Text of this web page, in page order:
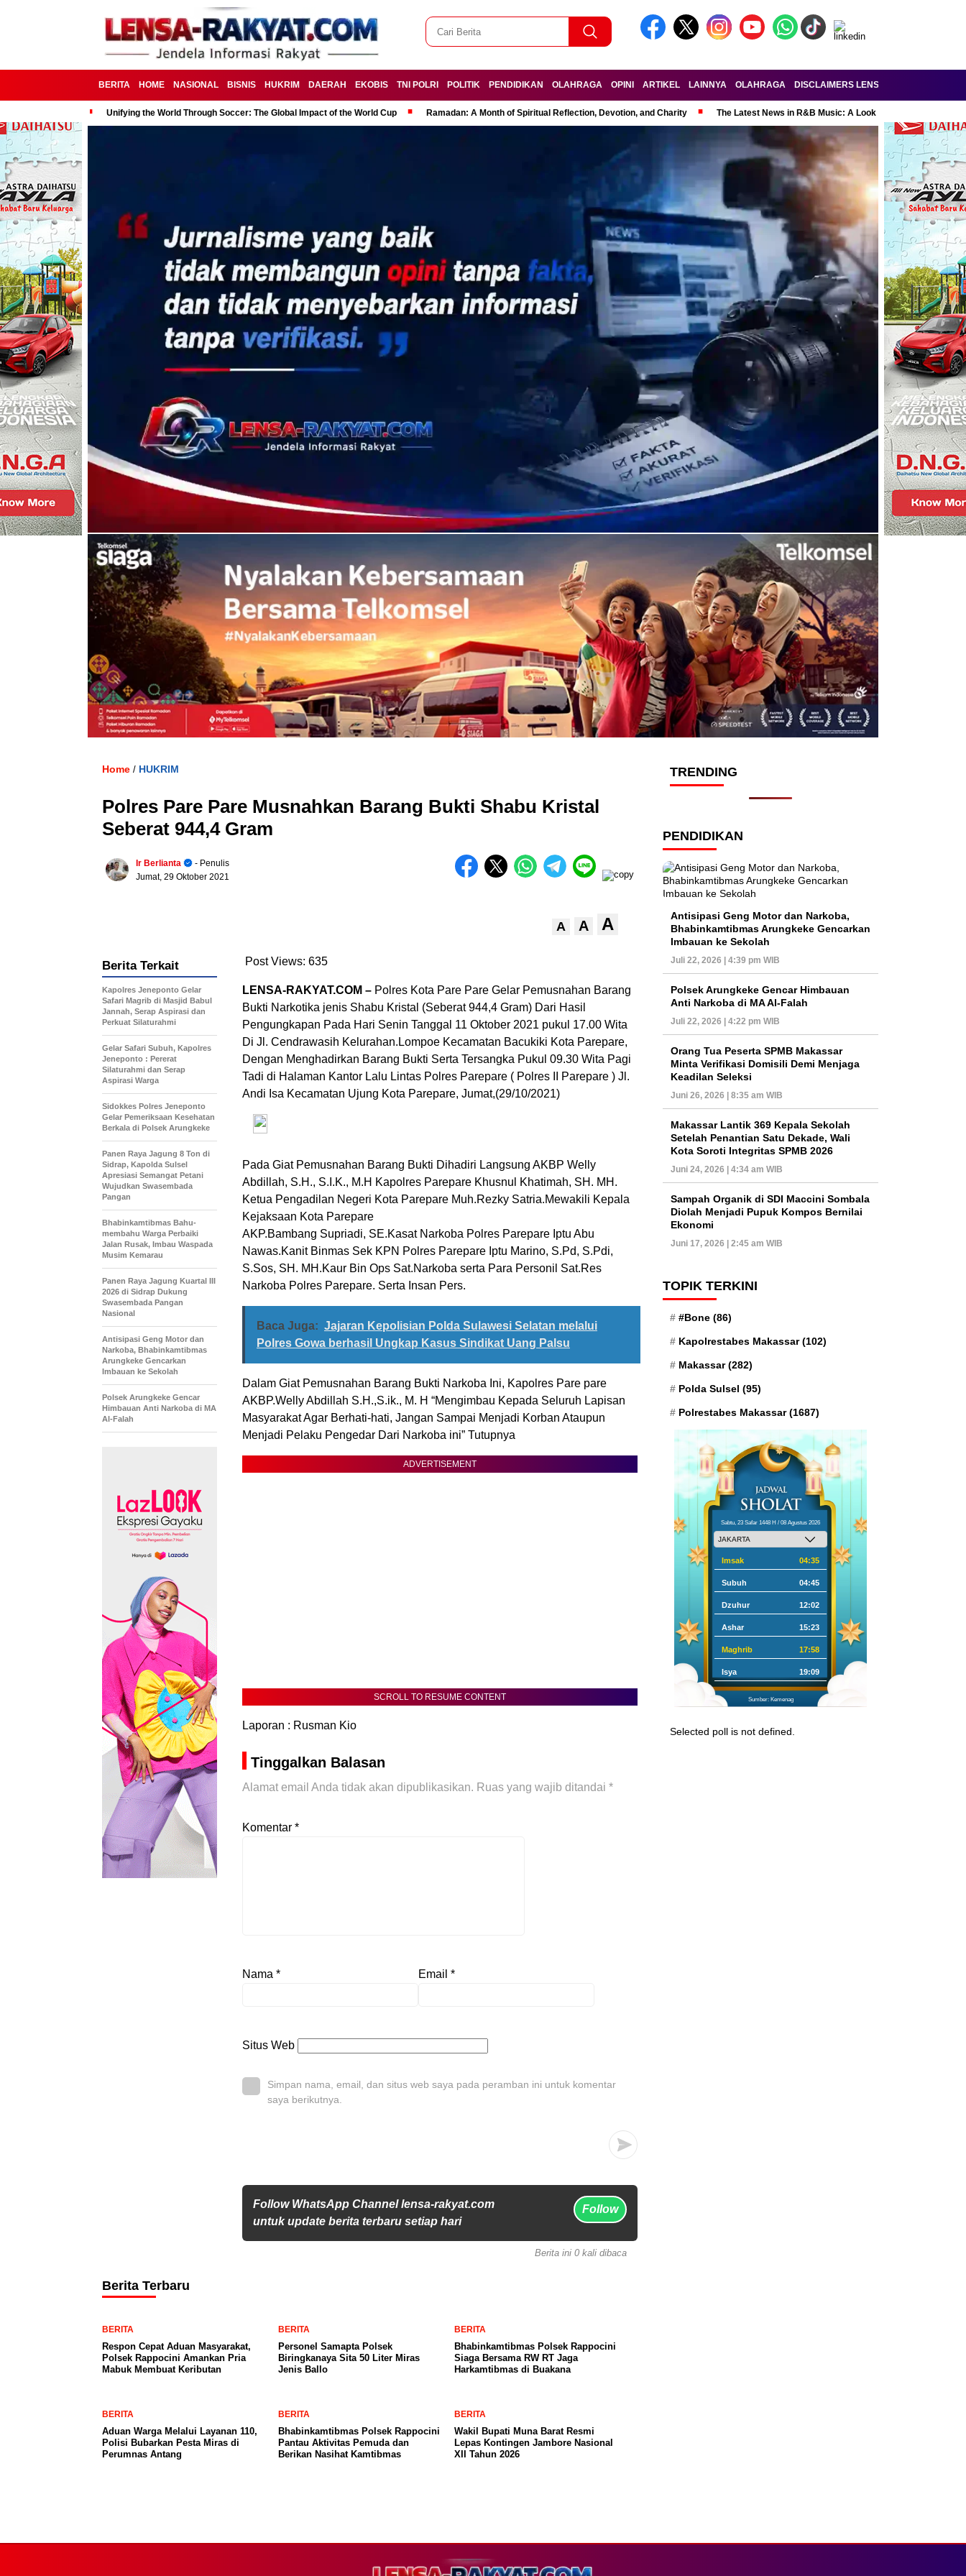
BERITA HOME NASIONAL BISNIS HUKRIM DAERAH EKOBIS TNI POLRI POLITIK PENDIDIKAN OLAHRAGA OPINI ARTIKEL LAINNYA OLAHRAGA DISCLAIMERS LENSA-RAKYAT.COM
Unifying the World Through Soccer: The Global Impact of the World Cup Ramadan: A Month of Spiritual Reflection, Devotion, and Charity The Latest News in R&B Music: A Look at Super Bowl
Home / HUKRIM
Polres Pare Pare Musnahkan Barang Bukti Shabu Kristal
Seberat 944,4 Gram
Ir Berlianta
- Penulis
Jumat, 29 Oktober 2021
A A A
Post Views: 635
LENSA-RAKYAT.COM – Polres Kota Pare Pare Gelar Pemusnahan Barang
Bukti Narkotika jenis Shabu Kristal (Seberat 944,4 Gram) Dari Hasil
Pengungkapan Pada Hari Senin Tanggal 11 Oktober 2021 pukul 17.00 Wita
Di Jl. Cendrawasih Kelurahan.Lompoe Kecamatan Bacukiki Kota Parepare,
Dengan Menghadirkan Barang Bukti Serta Tersangka Pukul 09.30 Wita Pagi
Tadi di Halaman Kantor Lalu Lintas Polres Parepare ( Polres II Parepare ) Jl.
Andi Isa Kecamatan Ujung Kota Parepare, Jumat,(29/10/2021)
Pada Giat Pemusnahan Barang Bukti Dihadiri Langsung AKBP Welly
Abdillah, S.H., S.I.K., M.H Kapolres Parepare Khusnul Khatimah, SH. MH.
Ketua Pengadilan Negeri Kota Parepare Muh.Rezky Satria.Mewakili Kepala
Kejaksaan Kota Parepare
AKP.Bambang Supriadi, SE.Kasat Narkoba Polres Parepare Iptu Abu
Nawas.Kanit Binmas Sek KPN Polres Parepare Iptu Marino, S.Pd, S.Pdi,
S.Sos, SH. MH.Kaur Bin Ops Sat.Narkoba serta Para Personil Sat.Res
Narkoba Polres Parepare. Serta Insan Pers.
Baca Juga: Jajaran Kepolisian Polda Sulawesi Selatan melalui
Polres Gowa berhasil Ungkap Kasus Sindikat Uang Palsu
Dalam Giat Pemusnahan Barang Bukti Narkoba Ini, Kapolres Pare pare
AKBP.Welly Abdillah S.H.,S.ik., M. H “Mengimbau Kepada Seluruh Lapisan
Masyarakat Agar Berhati-hati, Jangan Sampai Menjadi Korban Ataupun
Menjadi Pelaku Pengedar Dari Narkoba ini” Tutupnya
ADVERTISEMENT
SCROLL TO RESUME CONTENT
Laporan : Rusman Kio
Tinggalkan Balasan
Alamat email Anda tidak akan dipublikasikan. Ruas yang wajib ditandai *
Komentar *
Nama * Email *
Situs Web
Simpan nama, email, dan situs web saya pada peramban ini untuk komentar
saya berikutnya.
Follow WhatsApp Channel lensa-rakyat.com
untuk update berita terbaru setiap hari
Follow
Berita Terkait
Kapolres Jeneponto Gelar
Safari Magrib di Masjid Babul
Jannah, Serap Aspirasi dan
Perkuat Silaturahmi
Gelar Safari Subuh, Kapolres
Jeneponto : Pererat
Silaturahmi dan Serap
Aspirasi Warga
Sidokkes Polres Jeneponto
Gelar Pemeriksaan Kesehatan
Berkala di Polsek Arungkeke
Panen Raya Jagung 8 Ton di
Sidrap, Kapolda Sulsel
Apresiasi Semangat Petani
Wujudkan Swasembada
Pangan
Bhabinkamtibmas Bahu-
membahu Warga Perbaiki
Jalan Rusak, Imbau Waspada
Musim Kemarau
Panen Raya Jagung Kuartal III
2026 di Sidrap Dukung
Swasembada Pangan
Nasional
Antisipasi Geng Motor dan
Narkoba, Bhabinkamtibmas
Arungkeke Gencarkan
Imbauan ke Sekolah
Polsek Arungkeke Gencar
Himbauan Anti Narkoba di MA
Al-Falah
Berita ini 0 kali dibaca
Berita Terbaru
BERITA
Respon Cepat Aduan Masyarakat,
Polsek Rappocini Amankan Pria
Mabuk Membuat Keributan
BERITA
Personel Samapta Polsek
Biringkanaya Sita 50 Liter Miras
Jenis Ballo
BERITA
Bhabinkamtibmas Polsek Rappocini
Siaga Bersama RW RT Jaga
Harkamtibmas di Buakana
BERITA
Aduan Warga Melalui Layanan 110,
Polisi Bubarkan Pesta Miras di
Perumnas Antang
BERITA
Bhabinkamtibmas Polsek Rappocini
Pantau Aktivitas Pemuda dan
Berikan Nasihat Kamtibmas
BERITA
Wakil Bupati Muna Barat Resmi
Lepas Kontingen Jambore Nasional
XII Tahun 2026
TRENDING
PENDIDIKAN
Antisipasi Geng Motor dan Narkoba,
Bhabinkamtibmas Arungkeke Gencarkan
Imbauan ke Sekolah
Juli 22, 2026 | 4:39 pm WIB
Polsek Arungkeke Gencar Himbauan
Anti Narkoba di MA Al-Falah
Juli 22, 2026 | 4:22 pm WIB
Orang Tua Peserta SPMB Makassar
Minta Verifikasi Domisili Demi Menjaga
Keadilan Seleksi
Juni 26, 2026 | 8:35 am WIB
Makassar Lantik 369 Kepala Sekolah
Setelah Penantian Satu Dekade, Wali
Kota Soroti Integritas SPMB 2026
Juni 24, 2026 | 4:34 am WIB
Sampah Organik di SDI Maccini Sombala
Diolah Menjadi Pupuk Kompos Bernilai
Ekonomi
Juni 17, 2026 | 2:45 am WIB
TOPIK TERKINI
#Bone (86)
Kapolrestabes Makassar(102)
Makassar(282)
Polda Sulsel (95)
Polrestabes Makassar(1687)
Sabtu, 23 Safar 1448 H / 08 Agustus 2026
Imsak 04:35
Subuh 04:45
Dzuhur 12:02
Ashar 15:23
Maghrib 17:58
Isya 19:09
Sumber: Kemenag
Selected poll is not defined.